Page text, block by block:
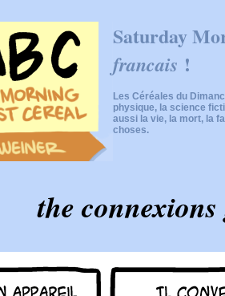
Saturday
francais !
Les Céréales du
physique, la science
aussi la vie, la mort, la
choses.
the connexions